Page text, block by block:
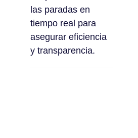
las paradas en
tiempo real para
asegurar eficiencia
y transparencia.